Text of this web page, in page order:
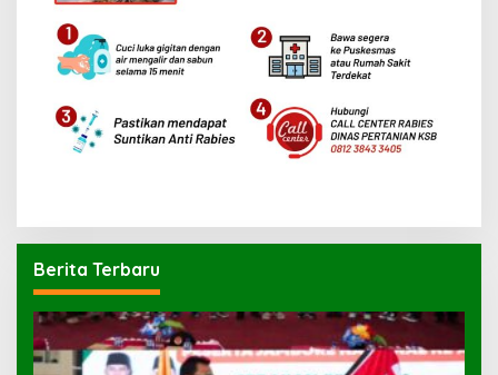
Berita Terbaru